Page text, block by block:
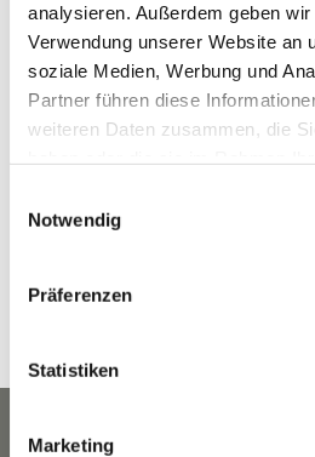
analysieren. Außerdem geben
Verwendung unserer Website an
soziale Medien, Werbung und
Partner führen diese
weiteren Daten zusammen, die
Notwendig
Präferenzen
Statistiken
Marketing
VERANSTALTUNGSORT
KLAMMHAUS – an der Partnach
Wildenau 5 (ehem. 3A)
Garmisch-Partenkirchen, Bayern
Telefon
Veranstaltungsort-Website anzeigen